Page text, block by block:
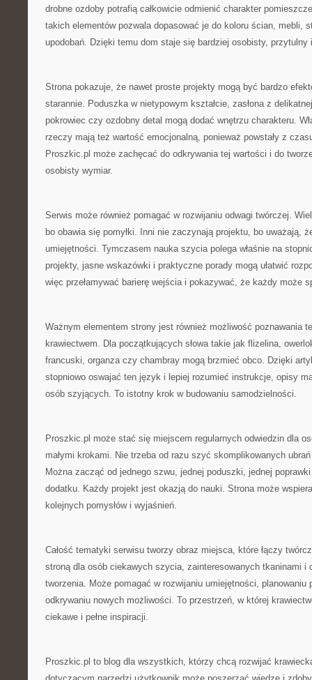
drobne ozdoby potrafią całkowicie odmienić charakter
takich elementów pozwala dopasować je do koloru ścian, mebli,
upodobań. Dzięki temu dom staje się bardziej osobisty, przytulny
Strona pokazuje, że nawet proste projekty mogą być bardzo
starannie. Poduszka w nietypowym kształcie, zasłona z
pokrowiec czy ozdobny detal mogą dodać wnętrzu charakteru.
rzeczy mają też wartość emocjonalną, ponieważ powstały z
Proszkic.pl może zachęcać do odkrywania tej wartości i do
osobisty wymiar.
Serwis może również pomagać w rozwijaniu odwagi twórczej.
bo obawia się pomyłki. Inni nie zaczynają projektu, bo uważają,
umiejętności. Tymczasem nauka szycia polega właśnie na
projekty, jasne wskazówki i praktyczne porady mogą ułatwić
więc przełamywać barierę wejścia i pokazywać, że każdy może
Ważnym elementem strony jest również możliwość poznawania
krawiectwem. Dla początkujących słowa takie jak flizelina,
francuski, organza czy chambray mogą brzmieć obco. Dzięki
stopniowo oswajać ten język i lepiej rozumieć instrukcje, opisy
osób szyjących. To istotny krok w budowaniu samodzielności.
Proszkic.pl może stać się miejscem regularnych odwiedzin dla
małymi krokami. Nie trzeba od razu szyć skomplikowanych
Można zacząć od jednego szwu, jednej poduszki, jednej
dodatku. Każdy projekt jest okazją do nauki. Strona może
kolejnych pomysłów i wyjaśnień.
Całość tematyki serwisu tworzy obraz miejsca, które łączy
stroną dla osób ciekawych szycia, zainteresowanych tkaninami i
tworzenia. Może pomagać w rozwijaniu umiejętności, planowaniu
odkrywaniu nowych możliwości. To przestrzeń, w której
ciekawe i pełne inspiracji.
Proszkic.pl to blog dla wszystkich, którzy chcą rozwijać